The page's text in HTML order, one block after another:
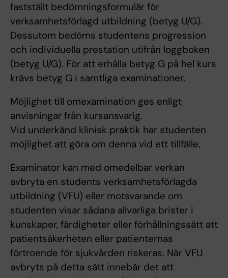
fastställt bedömningsformulär för
verksamhetsförlagd utbildning (betyg U/G).
Dessutom bedöms studentens progression
och individuella prestation utifrån loggboken
(betyg U/G). För att erhålla betyg G på hel kurs
krävs betyg G i samtliga examinationer.
Möjlighet till omexamination ges enligt
anvisningar från kursansvarig.
Vid underkänd klinisk praktik har studenten
möjlighet att göra om denna vid ett tillfälle.
Examinator kan med omedelbar verkan
avbryta en students verksamhetsförlagda
utbildning (VFU) eller motsvarande om
studenten visar sådana allvarliga brister i
kunskaper, färdigheter eller förhållningssätt att
patientsäkerheten eller patienternas
förtroende för sjukvården riskeras. När VFU
avbryts på detta sätt innebär det att